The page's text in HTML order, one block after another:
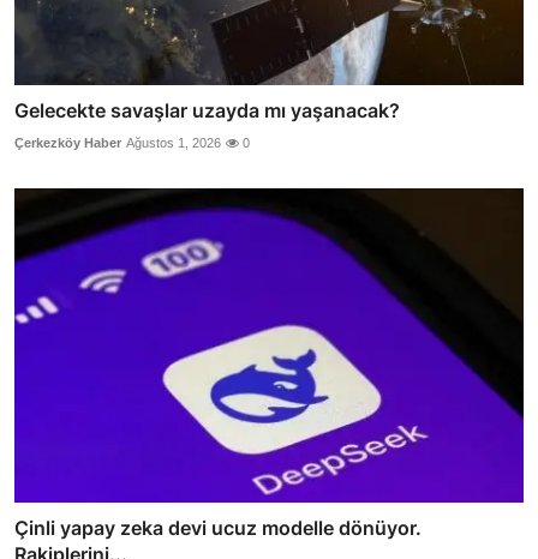
Gelecekte savaşlar uzayda mı yaşanacak?
Çerkezköy Haber Ağustos 1, 2026 0
Çinli yapay zeka devi ucuz modelle dönüyor.